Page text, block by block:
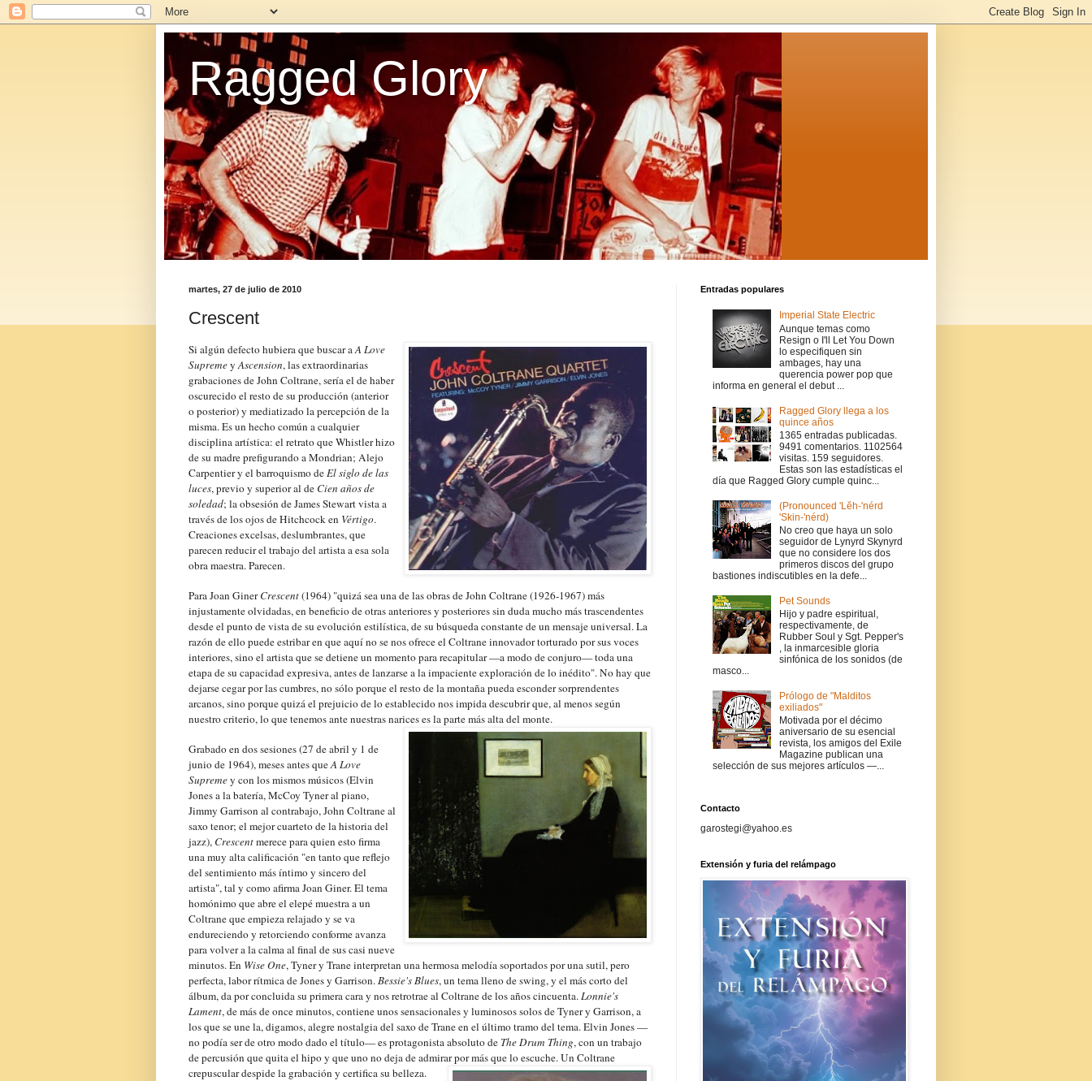
Ragged Glory
martes, 27 de julio de 2010
Crescent
Si algún defecto hubiera que buscar aA Love
SupremeyAscension, las extraordinarias
grabaciones de John Coltrane, sería el de haber
oscurecido el resto de su producción (anterior
o posterior) y mediatizado la percepción de la
misma. Es un hecho común a cualquier
disciplina artística: el retrato que Whistler hizo
de su madre prefigurando a Mondrian; Alejo
Carpentier y el barroquismo deEl siglo de las
luces, previo y superior al de Cien años de
soledad; la obsesión de James Stewart vista a
través de los ojos de Hitchcock en Vértigo.
Creaciones excelsas, deslumbrantes, que
parecen reducir el trabajo del artista a esa sola
obra maestra. Parecen.
Para Joan GinerCrescent(1964) "quizá sea una de las obras de John Coltrane (1926-1967) más
injustamente olvidadas, en beneficio de otras anteriores y posteriores sin duda mucho más trascendentes
desde el punto de vista de su evolución estilística, de su búsqueda constante de un mensaje universal. La
razón de ello puede estribar en que aquí no se nos ofrece el Coltrane innovador torturado por sus voces
interiores, sino el artista que se detiene un momento para recapitular —a modo de conjuro— toda una
etapa de su capacidad expresiva, antes de lanzarse a la impaciente exploración de lo inédito". No hay que
dejarse cegar por las cumbres, no sólo porque el resto de la montaña pueda esconder sorprendentes
arcanos, sino porque quizá el prejuicio de lo establecido nos impida descubrir que, al menos según
nuestro criterio, lo que tenemos ante nuestras narices es la parte más alta del monte.
Grabado en dos sesiones (27 de abril y 1 de
junio de 1964), meses antes queA Love
Supremey con los mismos músicos (Elvin
Jones a la batería, McCoy Tyner al piano,
Jimmy Garrison al contrabajo, John Coltrane al
saxo tenor; el mejor cuarteto de la historia del
jazz), Crescentmerece para quien esto firma
una muy alta calificación "en tanto que reflejo
del sentimiento más íntimo y sincero del
artista", tal y como afirma Joan Giner. El tema
homónimo que abre el elepé muestra a un
Coltrane que empieza relajado y se va
endureciendo y retorciendo conforme avanza
para volver a la calma al final de sus casi nueve
minutos. En Wise One, Tyner y Trane interpretan una hermosa melodía soportados por una sutil, pero
perfecta, labor rítmica de Jones y Garrison.Bessie's Blues, un tema lleno de swing, y el más corto del
álbum, da por concluida su primera cara y nos retrotrae al Coltrane de los años cincuenta.Lonnie's
Lament, de más de once minutos, contiene unos sensacionales y luminosos solos de Tyner y Garrison, a
los que se une la, digamos, alegre nostalgia del saxo de Trane en el último tramo del tema. Elvin Jones —
no podía ser de otro modo dado el título— es protagonista absoluto de The Drum Thing, con un trabajo
de percusión que quita el hipo y que uno no deja de admirar por más que lo escuche. Un Coltrane
crepuscular despide la grabación y certifica su belleza.
Entradas populares
Imperial State Electric
Aunque temas como
Resign o I'll Let You Down
lo especifiquen sin
ambages, hay una
querencia power pop que
informa en general el debut ...
Ragged Glory llega a los
quince años
1365 entradas publicadas.
9491 comentarios. 1102564
visitas. 159 seguidores.
Estas son las estadísticas el
día que Ragged Glory cumple quinc...
(Pronounced 'Lĕh-'nérd
'Skin-'nérd)
No creo que haya un solo
seguidor de Lynyrd Skynyrd
que no considere los dos
primeros discos del grupo
bastiones indiscutibles en la defe...
Pet Sounds
Hijo y padre espiritual,
respectivamente, de
Rubber Soul y Sgt. Pepper's
, la inmarcesible gloria
sinfónica de los sonidos (de
masco...
Prólogo de "Malditos
exiliados"
Motivada por el décimo
aniversario de su esencial
revista, los amigos del Exile
Magazine publican una
selección de sus mejores artículos —...
Contacto
garostegi@yahoo.es
Extensión y furia del relámpago